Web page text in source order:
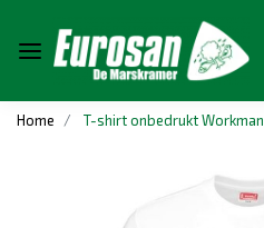
Home T-shirt onbedrukt Workman